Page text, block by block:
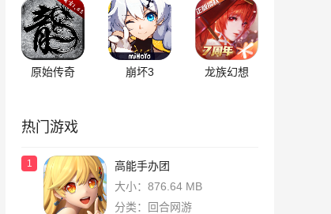
原始传奇 崩坏3 龙族幻想
热门游戏
1
高能手办团
大小：876.64 MB
分类：回合网游